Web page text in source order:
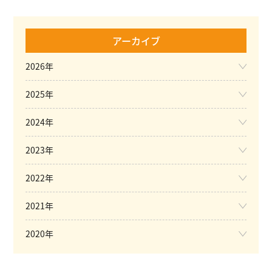
アーカイブ
2026年
2025年
2024年
2023年
2022年
2021年
2020年